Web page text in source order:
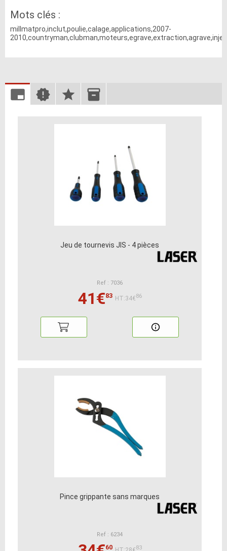
Mots clés :
millmatpro,inclut,poulie,calage,applications,2007-
Jeu de tournevis JIS - 4 pièces
Ref : 7036
41€83 HT:34€86
Pince grippante sans marques
Ref : 6234
60 83